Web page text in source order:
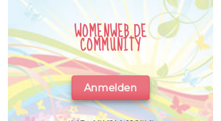
WOMENWEB.DE
COMMUNITY
Anmelden